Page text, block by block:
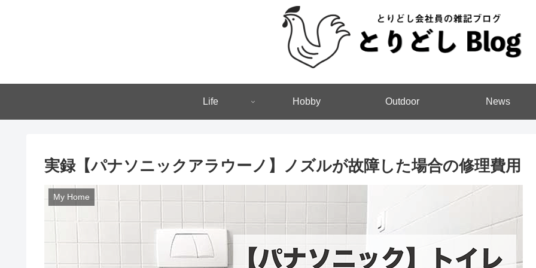
Life Hobby Outdoor News
実録【パナソニックアラウーノ】ノズルが故障した場合の修理費用
My Home